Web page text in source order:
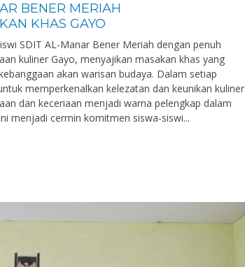
BENER MERIAH
KHAS GAYO
SDIT AL-Manar Bener Meriah dengan penuh
kuliner Gayo, menyajikan masakan khas yang
akan warisan budaya. Dalam setiap
memperkenalkan kelezatan dan keunikan kuliner
dan keceriaan menjadi warna pelengkap dalam
menjadi cermin komitmen siswa-siswi...